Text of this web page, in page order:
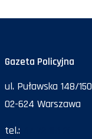
Gazeta Policyjna
ul. Puławska 148/150
02-624 Warszawa
tel.: